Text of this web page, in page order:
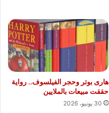
هارى بوتر وحجر الفيلسوف.. رواية
حققت مبيعات بالملايين
30 يونيو، 2026